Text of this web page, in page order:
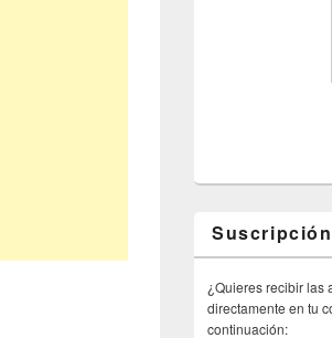
¿Quieres recibir las
directamente en tu
continuación: